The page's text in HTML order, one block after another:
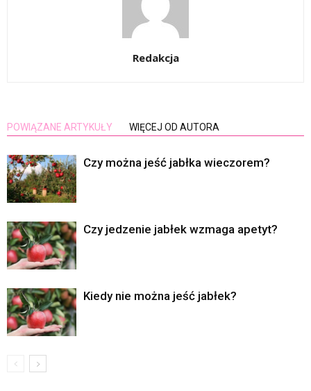
Redakcja
POWIĄZANE ARTYKUŁY WIĘCEJ OD AUTORA
Czy można jeść jabłka wieczorem?
Czy jedzenie jabłek wzmaga apetyt?
Kiedy nie można jeść jabłek?